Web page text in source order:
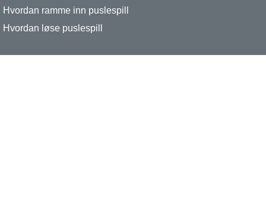
Hvordan ramme inn puslespill
Hvordan løse puslespill